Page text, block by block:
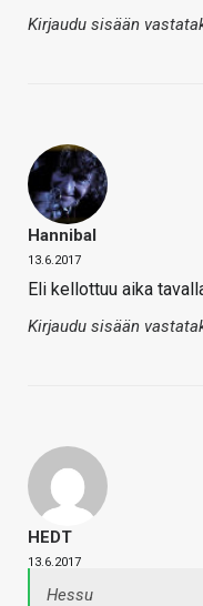
Kirjaudu sisään
Hannibal
13.6.2017
Eli kellottuu aika
Kirjaudu sisään
HEDT
13.6.2017
Hessu